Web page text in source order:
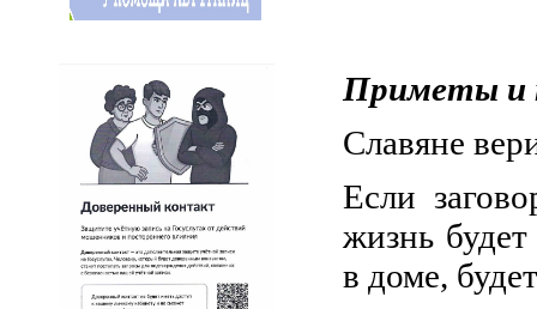
Приметы и
Славяне
Если
жизнь
в доме,